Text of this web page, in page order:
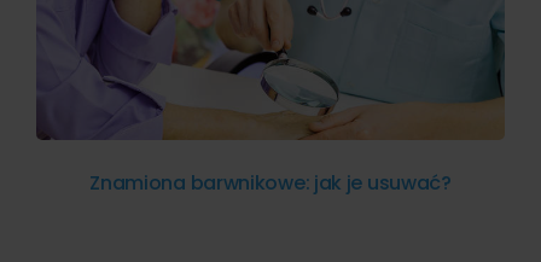
Znamiona barwnikowe: jak je usuwać?